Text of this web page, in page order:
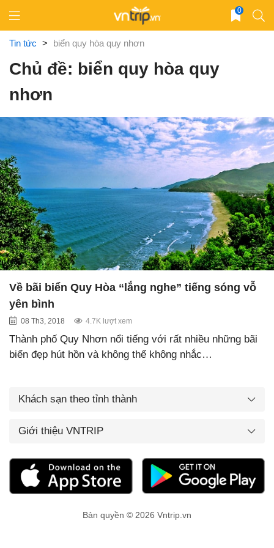
content
0
Tin tức > biển quy hòa quy nhơn
Chủ đề: biển quy hòa quy
nhơn
Về bãi biển Quy Hòa “lắng nghe” tiếng sóng vỗ
yên bình
08 Th3, 2018 4.7K lượt xem
Thành phố Quy Nhơn nổi tiếng với rất nhiều những bãi
biển đẹp hút hồn và không thể không nhắc…
Khách sạn theo tỉnh thành
Giới thiệu VNTRIP
Bản quyền © 2026 Vntrip.vn